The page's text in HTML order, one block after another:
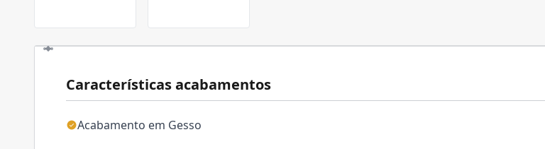
Características acabamentos
Acabamento em Gesso